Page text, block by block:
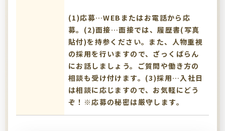
(1)応募…WEBまたはお電話から応
募。(2)面接…面接では、履歴書(写真
貼付)を持参ください。また、人物重視
の採用を行いますので、ざっくばらん
にお話しましょう。ご質問や働き方の
相談も受け付けます。(3)採用…入社日
は相談に応じますので、お気軽にどう
ぞ！※応募の秘密は厳守します。